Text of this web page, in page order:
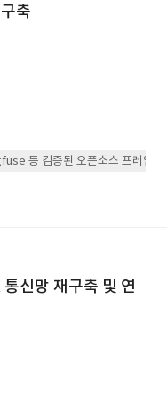
축
등 검증된 오픈소스 프레임워
신망 재구축 및 연